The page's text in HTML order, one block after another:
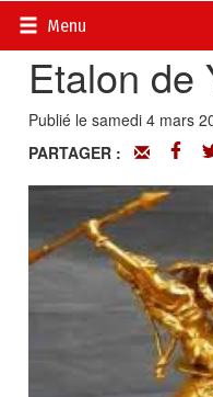
Menu
Accueil>
Etalon de
Publié le samedi 4 mars
PARTAGER :